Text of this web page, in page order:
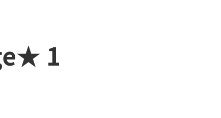
1